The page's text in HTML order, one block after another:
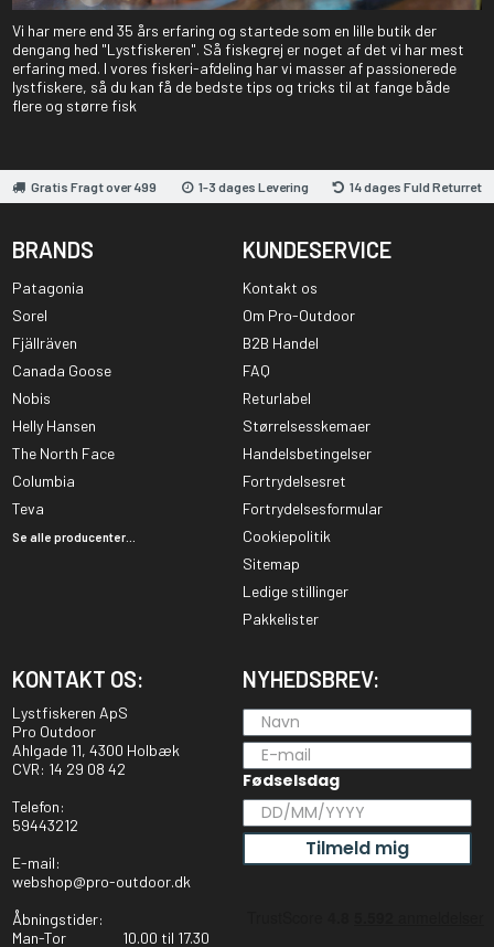
Vi har mere end 35 års erfaring og startede som en lille butik der
dengang hed "Lystfiskeren". Så fiskegrej er noget af det vi har mest
erfaring med. I vores fiskeri-afdeling har vi masser af passionerede
lystfiskere, så du kan få de bedste tips og tricks til at fange både
flere og større fisk
Gratis Fragt over 499 1-3 dages Levering 14 dages Fuld Returret
BRANDS
Patagonia
Sorel
Fjällräven
Canada Goose
Nobis
Helly Hansen
The North Face
Columbia
Teva
Se alle producenter...
KUNDESERVICE
Kontakt os
Om Pro-Outdoor
B2B Handel
FAQ
Returlabel
Størrelsesskemaer
Handelsbetingelser
Fortrydelsesret
Fortrydelsesformular
Cookiepolitik
Sitemap
Ledige stillinger
Pakkelister
KONTAKT OS:
Lystfiskeren ApS
Pro Outdoor
Ahlgade 11, 4300 Holbæk
CVR: 14 29 08 42
Telefon:
59443212
E-mail:
webshop@pro-outdoor.dk
Åbningstider:
Man-Tor
10.00 til 17.30
NYHEDSBREV:
Fødselsdag
Tilmeld mig